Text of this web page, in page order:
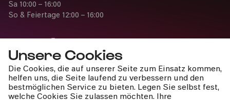
Unsere Cookies
Die Cookies, die auf unserer Seite zum Einsatz kommen,
helfen uns, die Seite laufend zu verbessern und den
bestmöglichen Service zu bieten. Legen Sie selbst fest,
welche Cookies Sie zulassen möchten. Ihre
Presse
Jobs
News
Sa 10:00 – 16:00
So & Feiertage 12:00 – 16:00